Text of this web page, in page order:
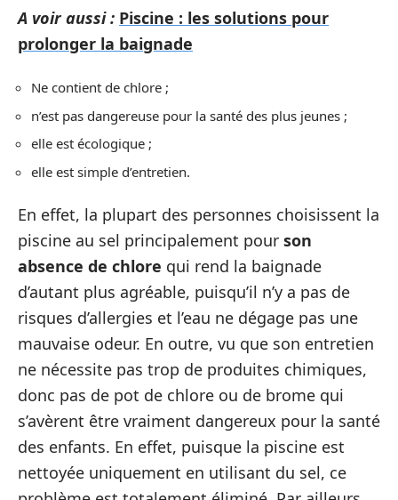
A voir aussi : Piscine : les solutions pour
prolonger la baignade
Ne contient de chlore ;
n’est pas dangereuse pour la santé des plus jeunes ;
elle est écologique ;
elle est simple d’entretien.
En effet, la plupart des personnes choisissent la
piscine au sel principalement pour son
absence de chlore qui rend la baignade
d’autant plus agréable, puisqu’il n’y a pas de
risques d’allergies et l’eau ne dégage pas une
mauvaise odeur. En outre, vu que son entretien
ne nécessite pas trop de produites chimiques,
donc pas de pot de chlore ou de brome qui
s’avèrent être vraiment dangereux pour la santé
des enfants. En effet, puisque la piscine est
nettoyée uniquement en utilisant du sel, ce